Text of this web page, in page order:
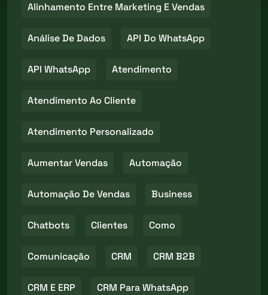
Alinhamento Entre Marketing E Vendas
Análise De Dados API Do WhatsApp
API WhatsApp Atendimento
Atendimento Ao Cliente
Atendimento Personalizado
Aumentar Vendas Automação
Automação De Vendas Business
Chatbots Clientes Como
Comunicação CRM CRM B2B
CRM E ERP CRM Para WhatsApp